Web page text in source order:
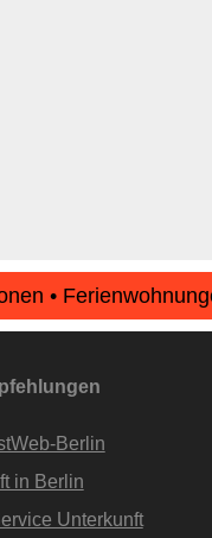
•
Berlin
in Berlin
Unterkunft